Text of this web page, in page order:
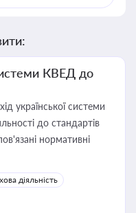
КВЕД до
української системи
до стандартів
нормативні
діяльність